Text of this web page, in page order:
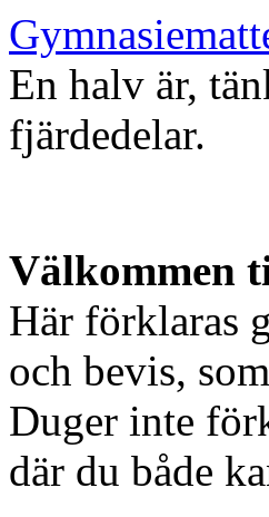
En halv är,
fjärdedelar.
Välkommen
Här förklaras
och bevis,
Duger inte
där du både